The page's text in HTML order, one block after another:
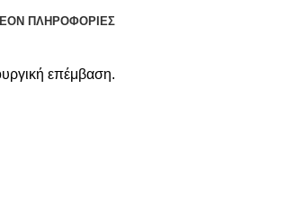
ΠΛΗΡΟΦΟΡΊΕΣ
επέμβαση.